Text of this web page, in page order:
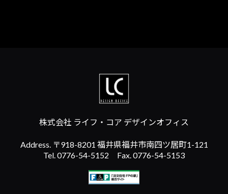
株式会社 ライフ・コア デザインオフィス
Address. 〒918-8201 福井県福井市南四ツ居町1-121
Tel. 0776-54-5152 Fax. 0776-54-5153